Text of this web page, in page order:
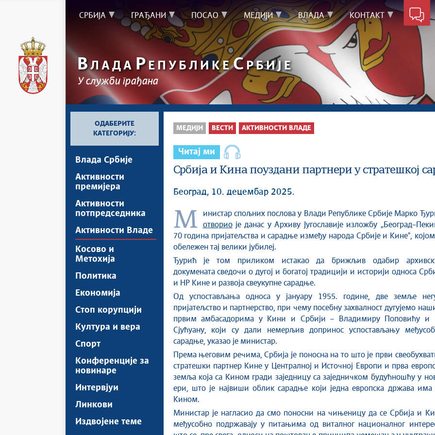
СРБИЈА ГРАЂАНИ ПОСАО МЕДИЈИ ВЛАДА КОНТАКТ
ВЛАДА Р ЕПУБЛИКЕС РБИЈЕ
У служби грађана
ОДАБЕРИТЕ
КАТЕГОРИЈУ:
Влада Србије
Активности
премијера
Активности
потпредседника
Активности Владе
Косово и
Метохија
Политика
Економија
Стоп корупцији
Култура и вера
Спорт
Конференције за
новинаре
Интервјуи
Линкови
Издвојене теме
МЕДИЈИ ВЕСТИ АКТИВНОСТИ ВЛАДЕ
Читај ми
Србија и Кина поуздани партнери у стратешкој
Београд, 10. децембар 2025.
Министар спољних послова у Влади Републике Србије Марко
отвориоје данас у Архиву Југославије изложбу
70 година пријатељства и сарадње између народа Србије и Кинеˮ, којом
обележен тај велики јубилеј.
Ђурић је том приликом истакао да брижљив одабир
докумената сведочи о дугој и богатој традицији и историји односа
и НР Кине и развоја свеукупне сарадње.
Од успостављања односа у јануару 1955. године, две земље
пријатељство и партнерство, при чему посебну захвалност дугујемо
првим амбасадорима у Кини и Србији – Владимиру Поповићу и
Сјућуану, који су дали немерљив допринос успостављању
сарадње, указао је министар.
Према његовим речима, Србија је поносна на то што је први
стратешки партнер Кине у Централној и Источној Европи и прва
земља која са Кином гради заједницу са заједничком будућношћу у
ери, што је највиши облик сарадње који једна европска држава има
Кином.
Министар је нагласио да смо поносни на чињеницу да се Србија и
међусобно подржавају у питањима од виталног националног